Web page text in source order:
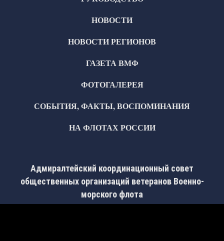
НОВОСТИ
НОВОСТИ РЕГИОНОВ
ГАЗЕТА ВМФ
ФОТОГАЛЕРЕЯ
СОБЫТИЯ, ФАКТЫ, ВОСПОМИНАНИЯ
НА ФЛОТАХ РОССИИ
Адмиралтейский координационный совет
общественных организаций ветеранов Военно-
морского флота